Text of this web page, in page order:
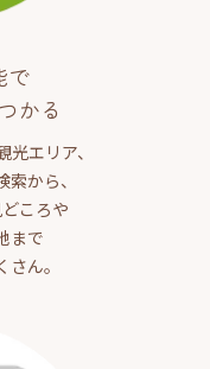
で
かる
エリア、
から、
ころや
まで
ん。